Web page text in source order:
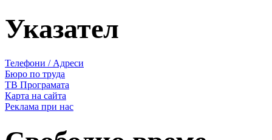
Указател
Телефони / Адреси
Бюро по труда
ТВ Програмата
Карта на сайта
Реклама при нас